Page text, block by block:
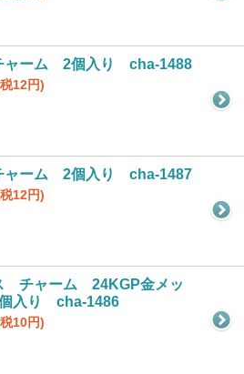
ーム 2個入り cha-1488
12円)
ーム 2個入り cha-1487
12円)
チャーム 24KGP金メッ
入り cha-1486
10円)